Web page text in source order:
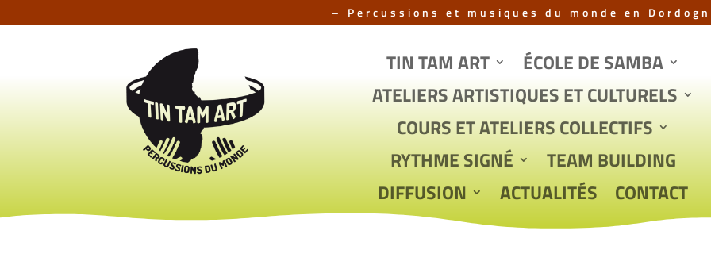
– Percussions et musiques du monde en
TIN TAM ART
ÉCOLE DE SAMBA
ATELIERS ARTISTIQUES ET CULTURELS
COURS ET ATELIERS COLLECTIFS
RYTHME SIGNÉ
TEAM BUILDING
DIFFUSION
ACTUALITÉS CONTACT